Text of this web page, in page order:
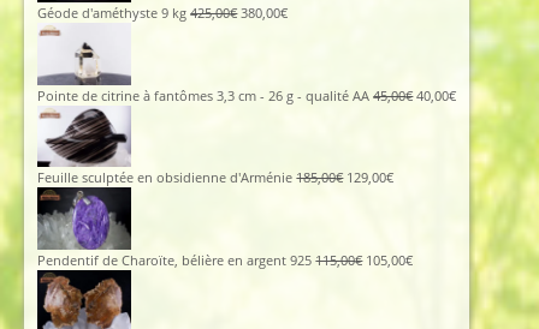
112,00€.
Géode d'améthyste 9 kg 425,00€ Le
425,00€.
380,00€Le
380,00€.
Pointe de citrine à fantômes 3,3 cm - 26 g - qualité AA 45,00€Le
40,00€Le
prix
actuel
est :
40,00€.
Feuille sculptée en obsidienne d'Arménie 185,00€ Le
185,00€.
129,00€Le
129,00€.
Pendentif de Charoïte, bélière en argent 925 115,00€ Le
105,00€Le